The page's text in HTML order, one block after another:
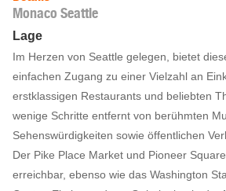
Monaco Seattle
Lage
Im Herzen von Seattle gelegen, bietet
einfachen Zugang zu einer Vielzahl an
erstklassigen Restaurants und beliebten
wenige Schritte entfernt von berühmten
Sehenswürdigkeiten sowie öffentlichen
Der Pike Place Market und Pioneer
erreichbar, ebenso wie das Washington